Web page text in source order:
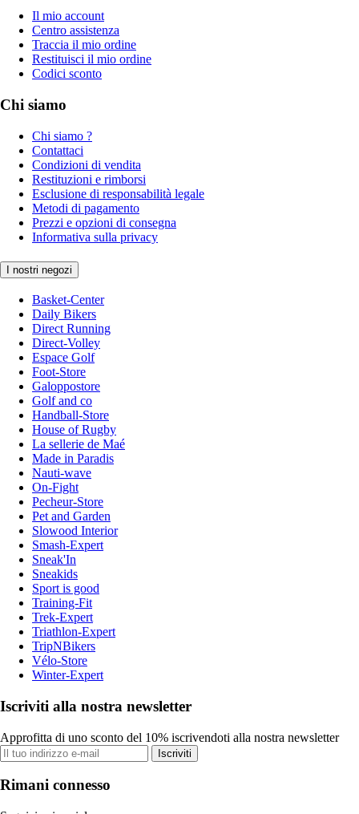
Il mio account
Centro assistenza
Traccia il mio ordine
Restituisci il mio ordine
Codici sconto
Chi siamo
Chi siamo ?
Contattaci
Condizioni di vendita
Restituzioni e rimborsi
Esclusione di responsabilità legale
Metodi di pagamento
Prezzi e opzioni di consegna
Informativa sulla privacy
I nostri negozi
Basket-Center
Daily Bikers
Direct Running
Direct-Volley
Espace Golf
Foot-Store
Galoppostore
Golf and co
Handball-Store
House of Rugby
La sellerie de Maé
Made in Paradis
Nauti-wave
On-Fight
Pecheur-Store
Pet and Garden
Slowood Interior
Smash-Expert
Sneak'In
Sneakids
Sport is good
Training-Fit
Trek-Expert
Triathlon-Expert
TripNBikers
Vélo-Store
Winter-Expert
Iscriviti alla nostra newsletter
Approfitta di uno sconto del 10% iscrivendoti alla nostra newsletter
Iscriviti
Rimani connesso